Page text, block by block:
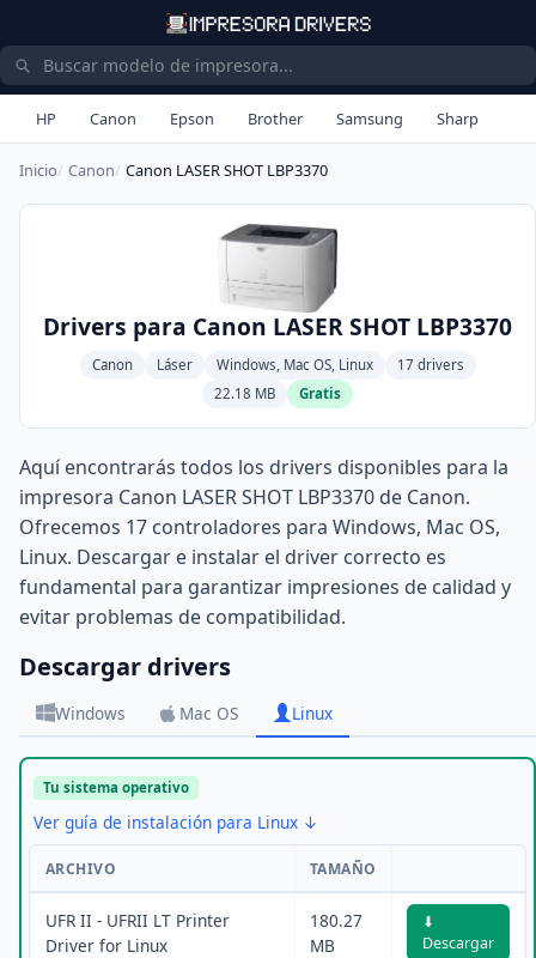
HP Canon Epson Brother Samsung Sharp
Inicio Canon Canon LASER SHOT LBP3370
Drivers para Canon LASER SHOT LBP3370
Canon Láser Windows, Mac OS, Linux
17 drivers
22.18 MB
Gratis
Aquí encontrarás todos los drivers disponibles para la
impresora Canon LASER SHOT LBP3370 de Canon.
Ofrecemos 17 controladores para Windows, Mac OS,
Linux. Descargar e instalar el driver correcto es
fundamental para garantizar impresiones de calidad y
evitar problemas de compatibilidad.
Descargar drivers
Windows Mac OS Linux
Tu sistema operativo
Ver guía de instalación para Linux ↓
ARCHIVO TAMAÑO
UFR II - UFRII LT Printer
Driver for Linux
180.27
MB
⬇
Descargar